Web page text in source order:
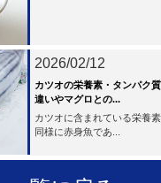
2026/02/12
カツオの栄養素・タンパク
違いやマグロとの...
カツオに含まれている栄養
同様に赤身魚であ...